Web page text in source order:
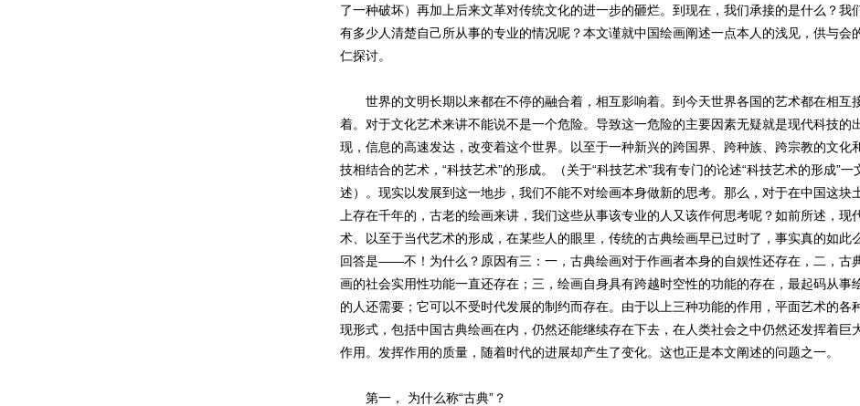
了一种破坏）再加上后来文革对传统文化的进一步的砸烂。到现在，我们承接的是什么？我
有多少人清楚自己所从事的专业的情况呢？本文谨就中国绘画阐述一点本人的浅见，供与会
仁探讨。
世界的文明长期以来都在不停的融合着，相互影响着。到今天世界各国的艺术都在相互
着。对于文化艺术来讲不能说不是一个危险。导致这一危险的主要因素无疑就是现代科技的
现，信息的高速发达，改变着这个世界。以至于一种新兴的跨国界、跨种族、跨宗教的文化
技相结合的艺术，“科技艺术”的形成。（关于“科技艺术”我有专门的论述“科技艺术的形成”一
述）。现实以发展到这一地步，我们不能不对绘画本身做新的思考。那么，对于在中国这块
上存在千年的，古老的绘画来讲，我们这些从事该专业的人又该作何思考呢？如前所述，现
术、以至于当代艺术的形成，在某些人的眼里，传统的古典绘画早已过时了，事实真的如此
回答是——不！为什么？原因有三：一，古典绘画对于作画者本身的自娱性还存在，二，古
画的社会实用性功能一直还存在；三，绘画自身具有跨越时空性的功能的存在，最起码从事
的人还需要；它可以不受时代发展的制约而存在。由于以上三种功能的作用，平面艺术的各
现形式，包括中国古典绘画在内，仍然还能继续存在下去，在人类社会之中仍然还发挥着巨
作用。发挥作用的质量，随着时代的进展却产生了变化。这也正是本文阐述的问题之一。
第一， 为什么称“古典”？